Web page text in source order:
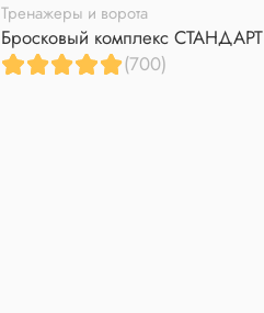
Тренажеры и ворота
Бросковый комплекс СТАНДАРТ
(700)